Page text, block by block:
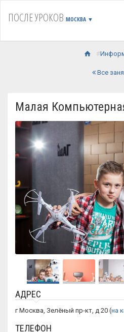
ПОСЛЕ УРОКОВ МОСКВА ▼
Все
Малая
АДРЕС
г Москва, Зелёный пр-кт, д 20 (на
ТЕЛЕФОН